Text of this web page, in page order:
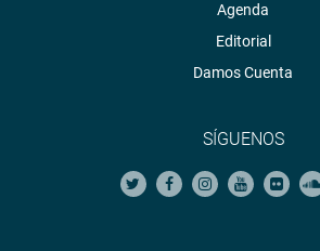
Agenda
Editorial
Damos Cuenta
SÍGUENOS